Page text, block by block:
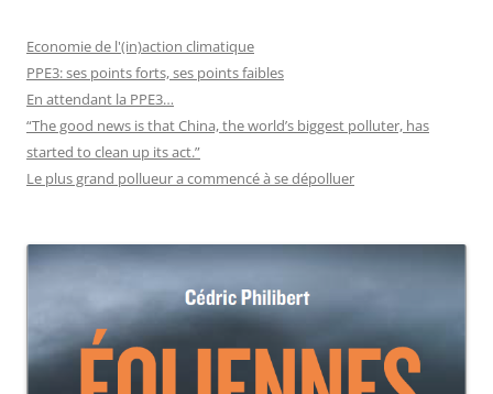
Economie de l'(in)action climatique
PPE3: ses points forts, ses points faibles
En attendant la PPE3…
“The good news is that China, the world’s biggest polluter, has
started to clean up its act.”
Le plus grand pollueur a commencé à se dépolluer